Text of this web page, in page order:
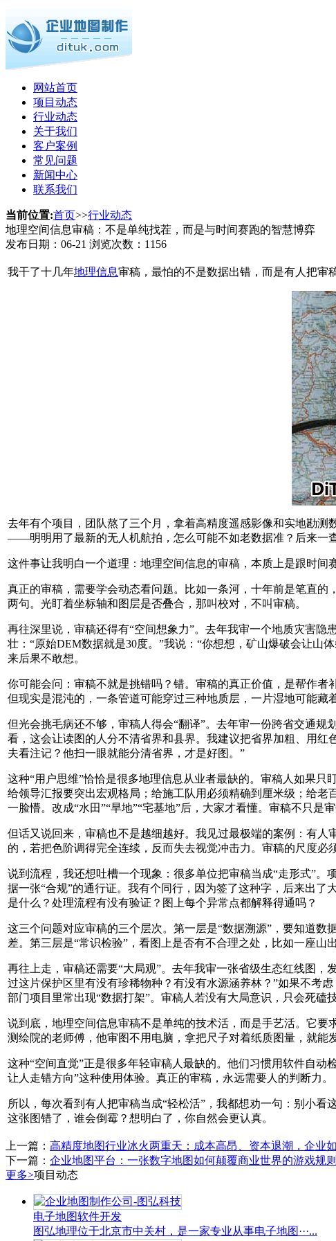
网站首页
项目动态
行业动态
关于我们
客户案例
常见问题
新闻中心
联系我们
当前位置:首页>>行业动态
地理空间信息审稿：不是单纯找茬，而是与时间赛跑的智慧博弈
发布日期： 06-21 浏览次数： 1156
我干了十几年地理信息审稿，最怕的不是数据出错，而是有人把审
去年有个项目，团队熬了三个月，拿着高精度遥感影像和实地勘
——明明用了最新的无人机航拍，怎么可能不如老数据准？后来一
这件事让我明白一个道理：地理空间信息的审稿，本质上是跟时间
真正的审稿，需要学会动态看问题。比如一条河，十年前是笔直
两句。光盯着坐标轴和图层是否叠合，那叫校对，不叫审稿。
再往深里说，审稿还得有“空间想象力”。去年我审一个地质灾害
壮：“原始DEM数据就是30度。”我说：“你想想，矿山爆破会让山
来后果不敢想。
你可能会问：审稿不就是挑错吗？错。审稿的真正价值，是帮作者
但现实是混沌的，一条管道可能穿过三种地质层，一片湿地可能藏
但光会挑毛病还不够，审稿人得会“翻译”。去年审一份跨省交通
看，这会让读图的人分不清省界和县界。我建议把省界加粗、用红
夫看注记？他扫一眼就能分清省界，才是好图。”
这种“用户思维”恰恰是很多地理信息从业者最缺的。审稿人如果只
给领导汇报要突出宏观格局；给施工队用必须精确到厘米级；给
一脸懵。改成“水田”“旱地”“宅基地”后，大家才看懂。审稿不只是
但话又说回来，审稿也不是越细越好。我见过最极端的案例：有人
的，若把色阶调得完全连续，反而失去视觉冲击力。审稿的尺度
说到流程，我还想吐槽一个现象：很多单位把审稿当成“走形式”
据一张“合规”的通行证。我有个同行，因为签了这种字，后来出
是什么？处理流程有没有验证？图上每个异常点都解释得通吗？
这三个问题对应审稿的三个层次。第一层是“数据溯源”，要知道
差。第三层是“常识检验”，看图上是否有不合理之处，比如一座山
再往上走，审稿还需要“大局观”。去年我审一张省级生态红线图
过这片保护区里有没有珍稀物种？有没有水源涵养林？”如果不考
部门项目里常出现“数据打架”。审稿人若没有大局意识，只会死磕
说到底，地理空间信息审稿不是单纯的技术活，而是手艺活。它
测绘院的老师傅，他审图不用电脑，拿把尺子对着纸质图量，就
这种“空间直觉”正是很多年轻审稿人最缺的。他们习惯用软件自动
让人走错方向”这种使用体验。真正的审稿，永远需要人的判断力。
所以，每次看到有人把审稿当成“轻松活”，我都想劝一句：别小
这张图错了，谁会倒霉？想明白了，你自然会更认真。
上一篇： 高精度地图行业冰火两重天：成本高昂、资本退潮，企业
下一篇： 企业地图平台：一张数字地图如何颠覆商业世界的游戏规则
更多>项目动态
电子地图软件开发
图弘地理位于北京市中关村，是一家专业从事电子地图···...